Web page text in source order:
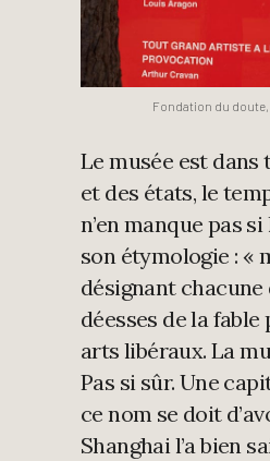
Fondation du
Le musée est dans
et des états, le
n’en manque pas si
son étymologie : «
désignant chacune
déesses de la
arts libéraux. La
Pas si sûr. Une
ce nom se doit
Shanghai l’a bien